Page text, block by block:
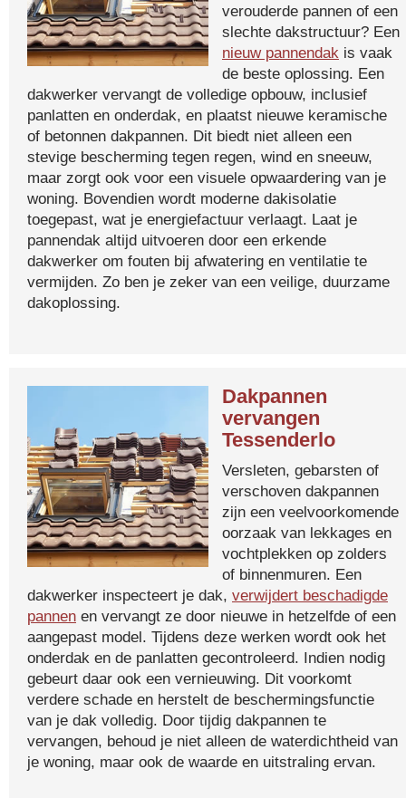
verouderde pannen of een
slechte dakstructuur? Een
nieuw pannendak is vaak
de beste oplossing. Een
dakwerker vervangt de volledige opbouw, inclusief
panlatten en onderdak, en plaatst nieuwe keramische
of betonnen dakpannen. Dit biedt niet alleen een
stevige bescherming tegen regen, wind en sneeuw,
maar zorgt ook voor een visuele opwaardering van je
woning. Bovendien wordt moderne dakisolatie
toegepast, wat je energiefactuur verlaagt. Laat je
pannendak altijd uitvoeren door een erkende
dakwerker om fouten bij afwatering en ventilatie te
vermijden. Zo ben je zeker van een veilige, duurzame
dakoplossing.
Dakpannen
vervangen
Tessenderlo
Versleten, gebarsten of
verschoven dakpannen
zijn een veelvoorkomende
oorzaak van lekkages en
vochtplekken op zolders
of binnenmuren. Een
dakwerker inspecteert je dak, verwijdert beschadigde
pannen en vervangt ze door nieuwe in hetzelfde of een
aangepast model. Tijdens deze werken wordt ook het
onderdak en de panlatten gecontroleerd. Indien nodig
gebeurt daar ook een vernieuwing. Dit voorkomt
verdere schade en herstelt de beschermingsfunctie
van je dak volledig. Door tijdig dakpannen te
vervangen, behoud je niet alleen de waterdichtheid van
je woning, maar ook de waarde en uitstraling ervan.